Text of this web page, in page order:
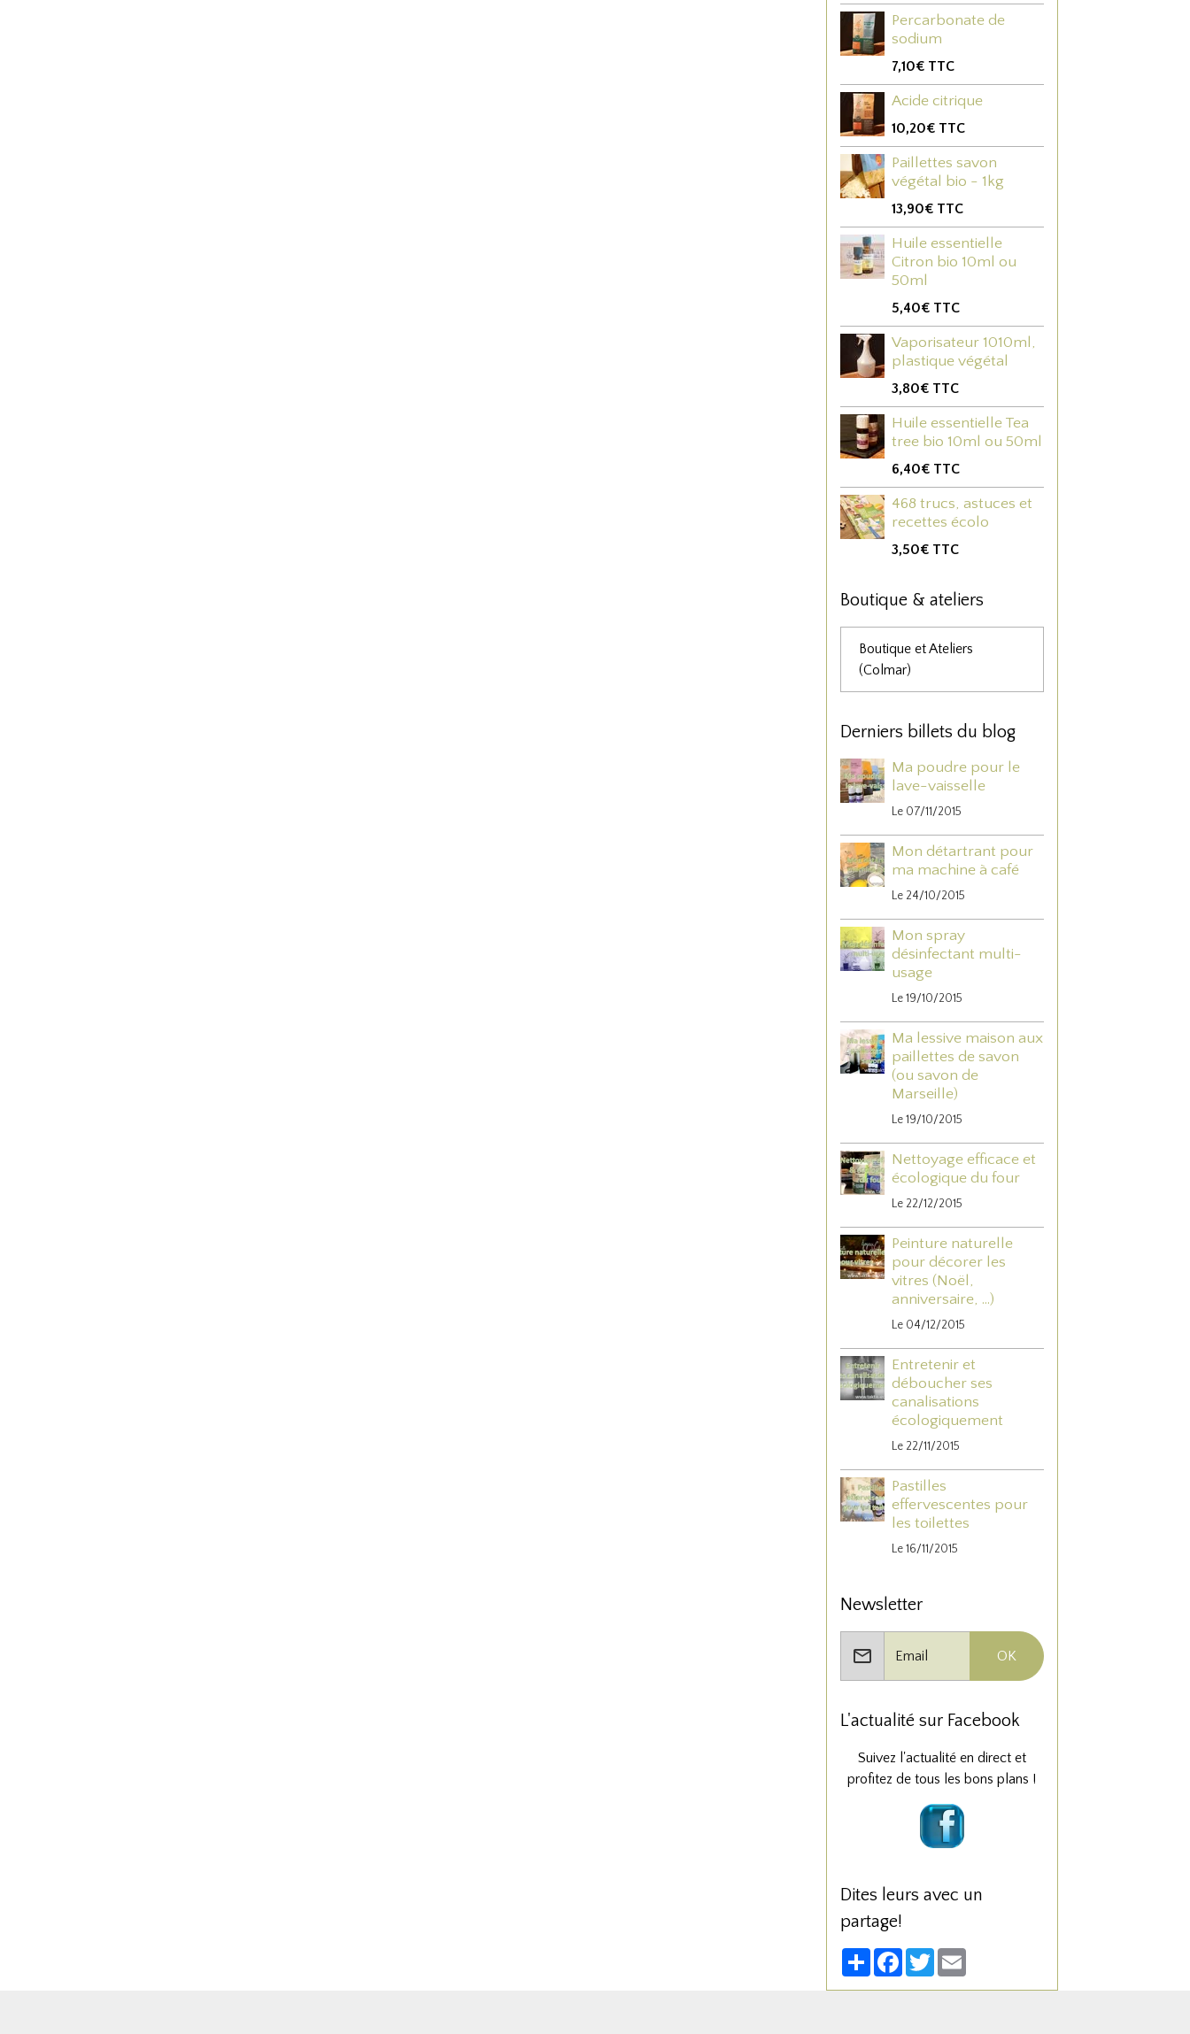
Percarbonate de
sodium
7,10€ TTC
Acide citrique
10,20€ TTC
Paillettes savon
végétal bio - 1kg
13,90€ TTC
Huile essentielle
Citron bio 10ml ou
50ml
5,40€ TTC
Vaporisateur 1010ml,
plastique végétal
3,80€ TTC
Huile essentielle Tea
tree bio 10ml ou 50ml
6,40€ TTC
468 trucs, astuces et
recettes écolo
3,50€ TTC
Boutique & ateliers
Boutique et Ateliers
(Colmar)
Derniers billets du blog
Ma poudre pour le
lave-vaisselle
Le 07/11/2015
Mon détartrant pour
ma machine à café
Le 24/10/2015
Mon spray
désinfectant multi-
usage
Le 19/10/2015
Ma lessive maison aux
paillettes de savon
(ou savon de
Marseille)
Le 19/10/2015
Nettoyage efficace et
écologique du four
Le 22/12/2015
Peinture naturelle
pour décorer les
vitres (Noël,
anniversaire, ...)
Le 04/12/2015
Entretenir et
déboucher ses
canalisations
écologiquement
Le 22/11/2015
Pastilles
effervescentes pour
les toilettes
Le 16/11/2015
Newsletter
OK
L'actualité sur Facebook
Suivez l'actualité en direct et
profitez de tous les bons plans !
Dites leurs avec un
partage!
PartagerFacebook
Twitter